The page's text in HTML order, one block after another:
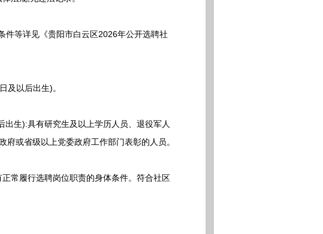
等详见《贵阳市白云区2026年公开选聘社
以后出生)。
生):具有研究生及以上学历人员、退役军人
或省级以上党委政府工作部门表彰的人员。
常履行选聘岗位职责的身体条件。符合社区